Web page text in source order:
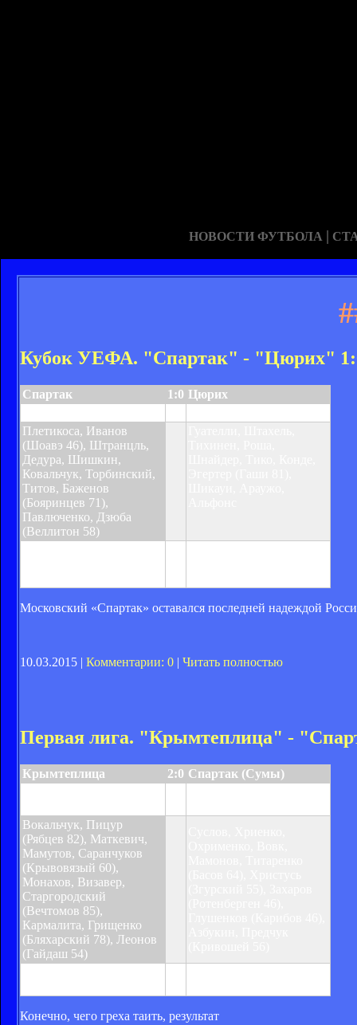
НОВОСТИ ФУТБОЛА |
Кубок УЕФА. "Спартак" - "Цюрих"
Спартак 1:0 Цюрих
Плетикоса, Иванов
(Шоавэ 46), Штранцль,
Дедура, Шишкин,
Ковальчук, Торбинский,
Титов, Баженов
(Бояринцев 71),
Павлюченко, Дзюба
(Веллитон 58)
Московский «Спартак» оставался последней надеждой
10.03.2015 | Комментарии: 0 | Читать полностью
Первая лига. "Крымтеплица" -
Крымтеплица 2:0 Спартак (Сумы)
Вокальчук, Пицур
(Рябцев 82), Маткевич,
Мамутов, Саранчуков
(Крывовязый 60),
Монахов, Визавер,
Старгородский
(Вечтомов 85),
Кармалита, Грищенко
(Бляхарский 78), Леонов
(Гайдаш 54)
Конечно, чего греха таить, результат